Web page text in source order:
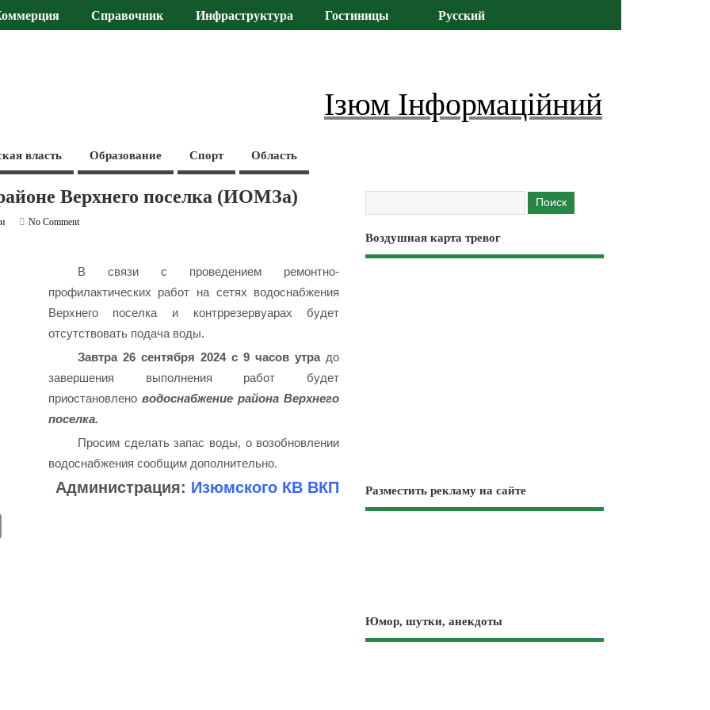
Справочник Инфраструктура Гостиницы Русский
Ізюм Інформаційний
власть Образование Спорт Область
Верхнего поселка (ИОМЗа)
No Comment
В связи с проведением ремонтно-
профилактических работ на сетях водоснабжения
Верхнего поселка и контррезервуарах будет
отсутствовать подача воды.
Завтра 26 сентября 2024 с 9 часов утрадо
завершения выполнения работ будет
приостановлено водоснабжение района Верхнего
поселка.
Просим сделать запас воды, о возобновлении
водоснабжения сообщим дополнительно.
Администрация: Изюмского КВ ВКП
Воздушная карта тревог
Разместить рекламу на сайте
Юмор, шутки, анекдоты